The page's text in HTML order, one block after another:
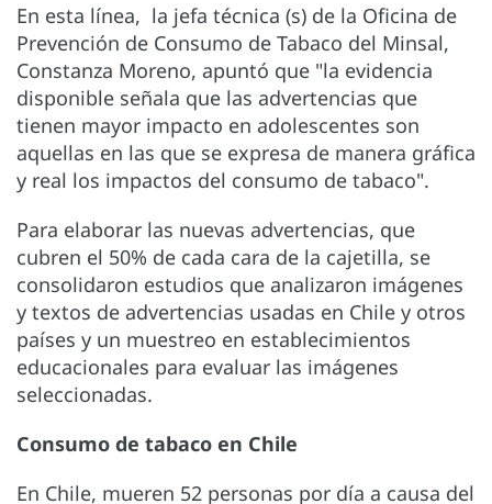
En esta línea, la jefa técnica (s) de la Oficina de
Prevención de Consumo de Tabaco del Minsal,
Constanza Moreno, apuntó que "la evidencia
disponible señala que las advertencias que
tienen mayor impacto en adolescentes son
aquellas en las que se expresa de manera gráfica
y real los impactos del consumo de tabaco".
Para elaborar las nuevas advertencias, que
cubren el 50% de cada cara de la cajetilla, se
consolidaron estudios que analizaron imágenes
y textos de advertencias usadas en Chile y otros
países y un muestreo en establecimientos
educacionales para evaluar las imágenes
seleccionadas.
Consumo de tabaco en Chile
En Chile, mueren 52 personas por día a causa del